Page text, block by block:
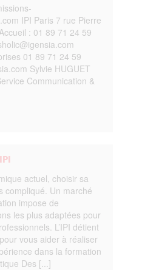
IPI Paris 7 rue Pierre
: 01 89 71 24 59
01 89 71 24 59
Sylvie HUGUET
Communication &
actuel, choisir sa
compliqué. Un marché
impose de
les plus adaptées pour
L’IPI détient
vous aider à réaliser
dans la formation
Des [...]